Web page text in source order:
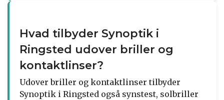
Hvad tilbyder Synoptik i
Ringsted udover briller og
kontaktlinser?
Udover briller og kontaktlinser tilbyder
Synoptik i Ringsted også synstest, solbriller